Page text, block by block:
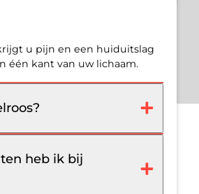
u pijn en een huiduitslag
één kant van uw lichaam.
heb ik bij